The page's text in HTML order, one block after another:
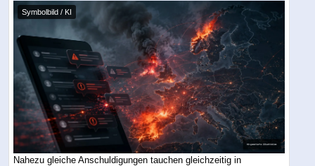
Symbolbild / KI
Nahezu gleiche Anschuldigungen tauchen gleichzeitig in